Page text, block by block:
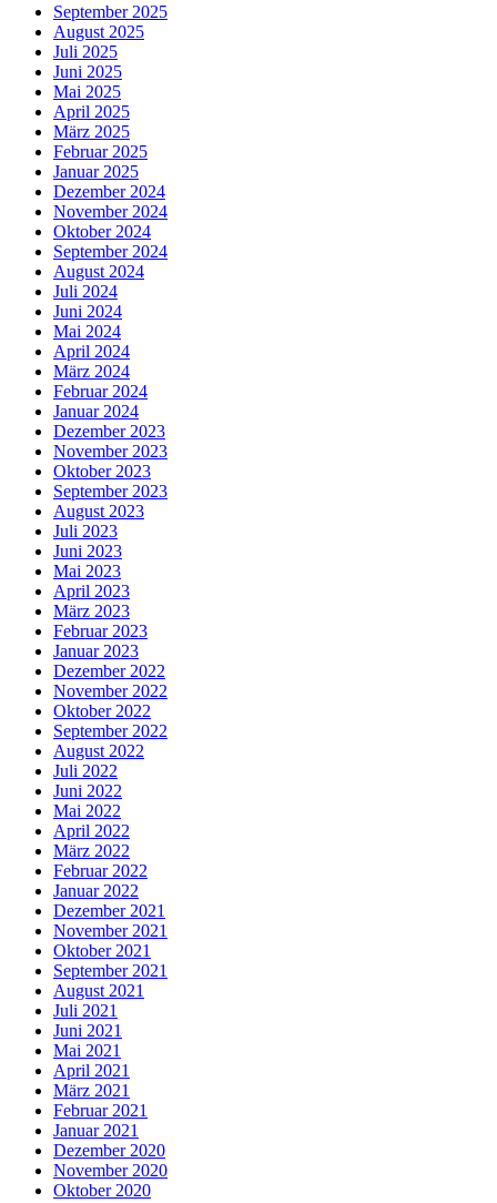
September 2025
August 2025
Juli 2025
Juni 2025
Mai 2025
April 2025
März 2025
Februar 2025
Januar 2025
Dezember 2024
November 2024
Oktober 2024
September 2024
August 2024
Juli 2024
Juni 2024
Mai 2024
April 2024
März 2024
Februar 2024
Januar 2024
Dezember 2023
November 2023
Oktober 2023
September 2023
August 2023
Juli 2023
Juni 2023
Mai 2023
April 2023
März 2023
Februar 2023
Januar 2023
Dezember 2022
November 2022
Oktober 2022
September 2022
August 2022
Juli 2022
Juni 2022
Mai 2022
April 2022
März 2022
Februar 2022
Januar 2022
Dezember 2021
November 2021
Oktober 2021
September 2021
August 2021
Juli 2021
Juni 2021
Mai 2021
April 2021
März 2021
Februar 2021
Januar 2021
Dezember 2020
November 2020
Oktober 2020